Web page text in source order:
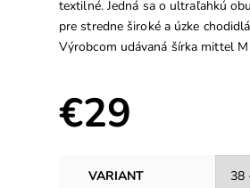
textilné. Jedná sa o ultraľahkú
pre stredne široké a úzke
Výrobcom udávaná šírka mittel M
€29
VARIANT